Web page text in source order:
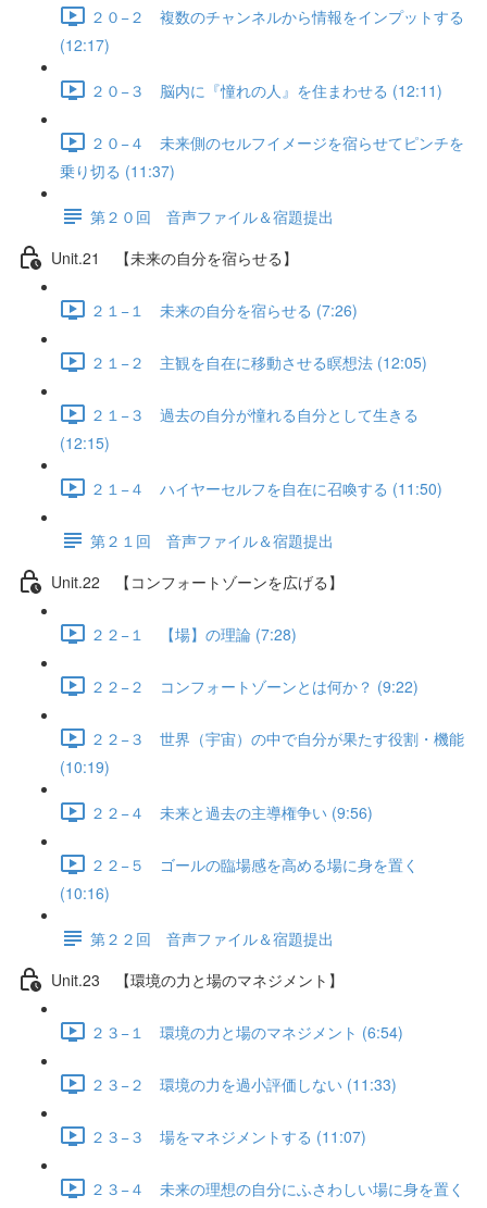
２０−２ 複数のチャンネルから情報をインプットする
(12:17)
２０−３ 脳内に『憧れの人』を住まわせる (12:11)
２０−４ 未来側のセルフイメージを宿らせてピンチを
乗り切る (11:37)
第２０回 音声ファイル＆宿題提出
Unit.21 【未来の自分を宿らせる】
２１−１ 未来の自分を宿らせる (7:26)
２１−２ 主観を自在に移動させる瞑想法 (12:05)
２１−３ 過去の自分が憧れる自分として生きる
(12:15)
２１−４ ハイヤーセルフを自在に召喚する (11:50)
第２１回 音声ファイル＆宿題提出
Unit.22 【コンフォートゾーンを広げる】
２２−１ 【場】の理論 (7:28)
２２−２ コンフォートゾーンとは何か？ (9:22)
２２−３ 世界（宇宙）の中で自分が果たす役割・機能
(10:19)
２２−４ 未来と過去の主導権争い (9:56)
２２−５ ゴールの臨場感を高める場に身を置く
(10:16)
第２２回 音声ファイル＆宿題提出
Unit.23 【環境の力と場のマネジメント】
２３−１ 環境の力と場のマネジメント (6:54)
２３−２ 環境の力を過小評価しない (11:33)
２３−３ 場をマネジメントする (11:07)
２３−４ 未来の理想の自分にふさわしい場に身を置く